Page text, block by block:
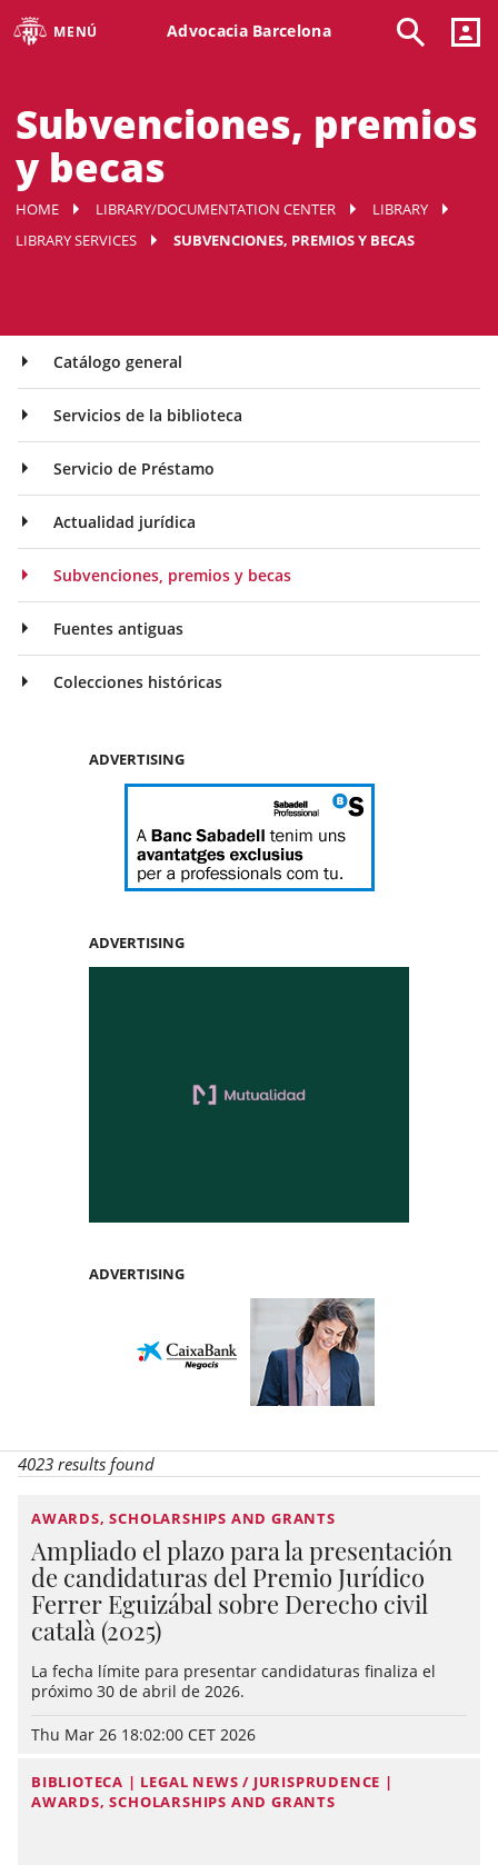
MENÚ Advocacia Barcelona
Subvenciones, premios
y becas
HOME LIBRARY/DOCUMENTATION CENTER
LIBRARY
LIBRARY SERVICES
SUBVENCIONES, PREMIOS Y BECAS
Catálogo general
Servicios de la biblioteca
Servicio de Préstamo
Actualidad jurídica
Subvenciones, premios y becas
Fuentes antiguas
Colecciones históricas
ADVERTISING
ADVERTISING
ADVERTISING
4023 results found
AWARDS, SCHOLARSHIPS AND GRANTS
Ampliado el plazo para la presentación
de candidaturas del Premio Jurídico
Ferrer Eguizábal sobre Derecho civil
català (2025)
La fecha límite para presentar candidaturas finaliza el
próximo 30 de abril de 2026.
Thu Mar 26 18:02:00 CET 2026
BIBLIOTECA | LEGAL NEWS / JURISPRUDENCE |
AWARDS, SCHOLARSHIPS AND GRANTS